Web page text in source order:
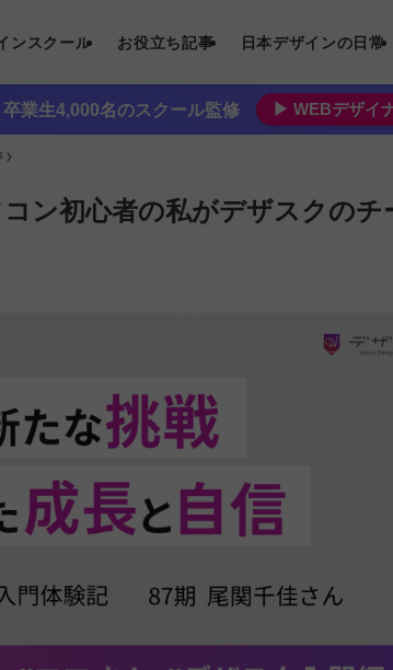
ンスクール お役立ち記事 日本デザインの日常
卒業生4,000名のスクール監修 ▶︎ WEBデザイ
ン初心者の私がデザスクのチ